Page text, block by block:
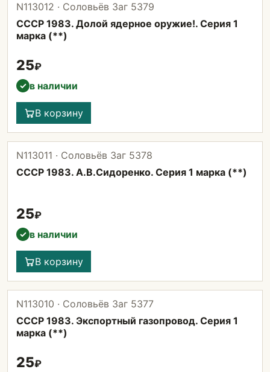
N113012 · Соловьёв Заг 5379
СССР 1983. Долой ядерное оружие!. Серия 1
марка (**)
25₽
✓ в наличии
В корзину
N113011 · Соловьёв Заг 5378
СССР 1983. А.В.Сидоренко. Серия 1 марка (**)
25₽
✓ в наличии
В корзину
N113010 · Соловьёв Заг 5377
СССР 1983. Экспортный газопровод. Серия 1
марка (**)
25₽